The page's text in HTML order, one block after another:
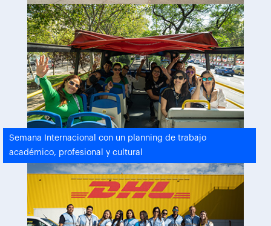
Semana Internacional con un planning de trabajo
académico, profesional y cultural